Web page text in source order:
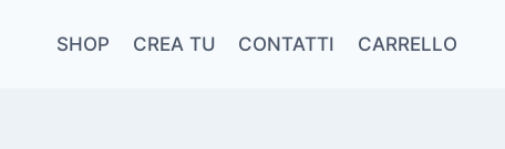
SHOP CREA TU CONTATTI CARRELLO